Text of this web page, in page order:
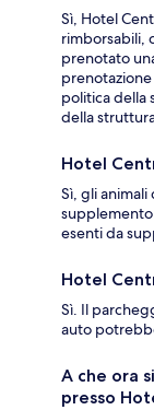
Sì, Hotel
rimborsabili,
prenotato
politica della
della
Hotel
Sì, gli
supplemento
esenti da
Hotel
Sì. Il
auto
A che ora
presso